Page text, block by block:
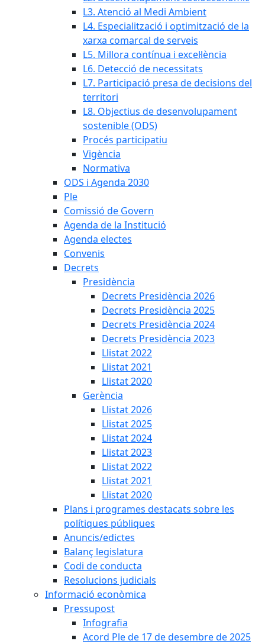
L3. Atenció al Medi Ambient
L4. Especialització i optimització de la
xarxa comarcal de serveis
L5. Millora contínua i excel·lència
L6. Detecció de necessitats
L7. Participació presa de decisions del
territori
L8. Objectius de desenvolupament
sostenible (ODS)
Procés participatiu
Vigència
Normativa
ODS i Agenda 2030
Ple
Comissió de Govern
Agenda de la Institució
Agenda electes
Convenis
Decrets
Presidència
Decrets Presidència 2026
Decrets Presidència 2025
Decrets Presidència 2024
Decrets Presidència 2023
Llistat 2022
Llistat 2021
Llistat 2020
Gerència
Llistat 2026
Llistat 2025
Llistat 2024
Llistat 2023
Llistat 2022
Llistat 2021
Llistat 2020
Plans i programes destacats sobre les
polítiques públiques
Anuncis/edictes
Balanç legislatura
Codi de conducta
Resolucions judicials
Informació econòmica
Pressupost
Infografia
Acord Ple de 17 de desembre de 2025